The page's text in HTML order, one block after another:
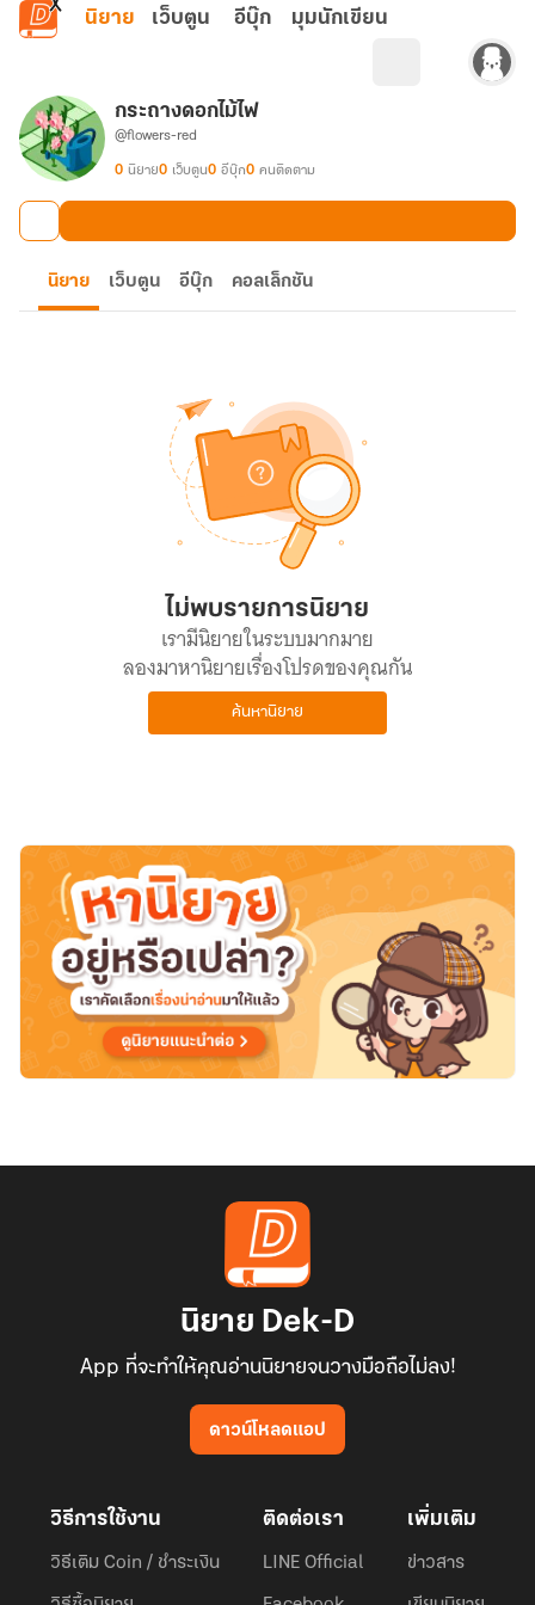
ข้ามไปยังเนื้อหาหลัก
นิยาย เว็บตูน อีบุ๊ก มุมนักเขียน
กระถางดอกไม้ไฟ
@flowers-red
0 นิยาย0 เว็บตูน0 อีบุ๊ก0 คนติดตาม
นิยาย เว็บตูน อีบุ๊ก คอลเล็กชัน
ไม่พบรายการนิยาย
เรามีนิยายในระบบมากมาย
ลองมาหานิยายเรื่องโปรดของคุณกัน
ค้นหานิยาย
นิยาย Dek-D
App ที่จะทำให้คุณอ่านนิยายจนวางมือถือไม่ลง!
ดาวน์โหลดแอป
วิธีการใช้งาน
วิธีเติม Coin / ชำระเงิน
ติดต่อเรา
LINE Official
เพิ่มเติม
ข่าวสาร